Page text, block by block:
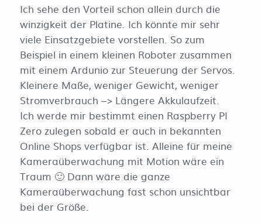
Ich sehe den Vorteil schon allein durch die
winzigkeit der Platine. Ich könnte mir sehr
viele Einsatzgebiete vorstellen. So zum
Beispiel in einem kleinen Roboter zusammen
mit einem Ardunio zur Steuerung der Servos.
Kleinere Maße, weniger Gewicht, weniger
Stromverbrauch –> Längere Akkulaufzeit.
Ich werde mir bestimmt einen Raspberry PI
Zero zulegen sobald er auch in bekannten
Online Shops verfügbar ist. Alleine für meine
Kameraüberwachung mit Motion wäre ein
Traum 🙂 Dann wäre die ganze
Kameraüberwachung fast schon unsichtbar
bei der Größe.